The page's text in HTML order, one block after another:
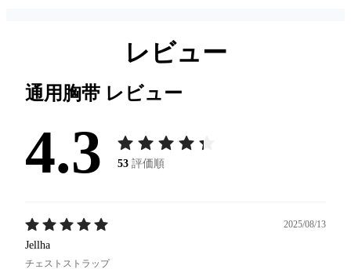
レビュー
通用胸带 レビュー
4.3 53 評価順
2025/08/13
Jellha
チェストストラップ